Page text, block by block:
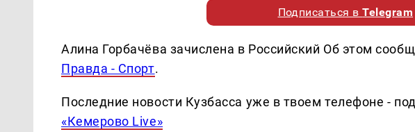
Подписаться вTelegram
Алина Горбачёва зачислена в Российский Об этом
Правда - Спорт.
Последние новости Кузбасса уже в твоем телефоне -
«Кемерово Live»